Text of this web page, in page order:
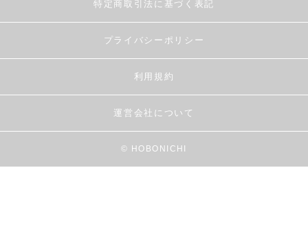
特定商取引法に基づく表記
プライバシーポリシー
利用規約
運営会社について
© HOBONICHI